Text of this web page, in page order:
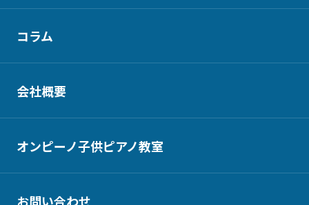
コラム
会社概要
オンピーノ子供ピアノ教室
お問い合わせ